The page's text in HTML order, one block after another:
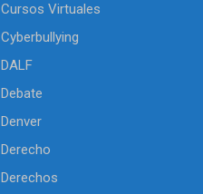
Cursos Virtuales
Cyberbullying
DALF
Debate
Denver
Derecho
Derechos